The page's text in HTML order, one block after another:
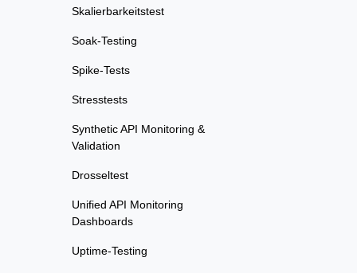
Skalierbarkeitstest
Soak-Testing
Spike-Tests
Stresstests
Synthetic API Monitoring &
Validation
Drosseltest
Unified API Monitoring
Dashboards
Uptime-Testing